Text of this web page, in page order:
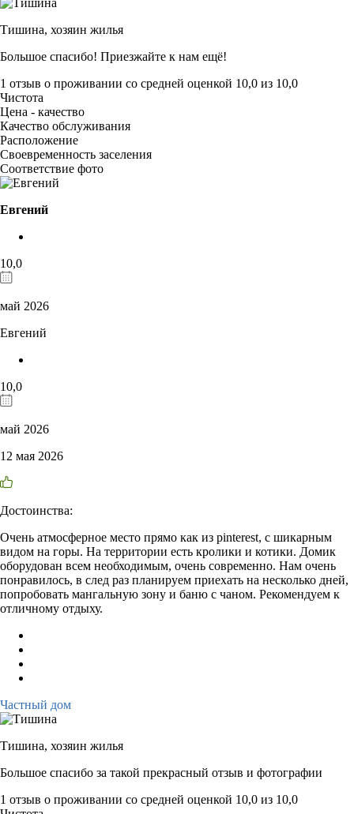
Тишина, хозяин жилья
Большое спасибо! Приезжайте к нам ещё!
1 отзыв о проживании со средней оценкой 10,0 из 10,0
Чистота
Цена - качество
Качество обслуживания
Расположение
Своевременность заселения
Соответствие фото
Евгений
10,0
май 2026
Евгений
10,0
май 2026
12 мая 2026
Достоинства:
Очень атмосферное место прямо как из pinterest, с шикарным
видом на горы. На территории есть кролики и котики. Домик
оборудован всем необходимым, очень современно. Нам очень
понравилось, в след раз планируем приехать на несколько дней,
попробовать мангальную зону и баню с чаном. Рекомендуем к
отличному отдыху.
Частный дом
Тишина, хозяин жилья
Большое спасибо за такой прекрасный отзыв и фотографии
1 отзыв о проживании со средней оценкой 10,0 из 10,0